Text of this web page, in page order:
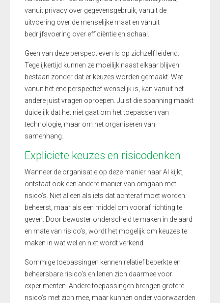
vanuit privacy over gegevensgebruik, vanuit de
uitvoering over de menselijke maat en vanuit
bedrijfsvoering over efficiëntie en schaal.
Geen van deze perspectieven is op zichzelf leidend.
Tegelijkertijd kunnen ze moeilijk naast elkaar blijven
bestaan zonder dat er keuzes worden gemaakt. Wat
vanuit het ene perspectief wenselijk is, kan vanuit het
andere juist vragen oproepen. Juist die spanning maakt
duidelijk dat het niet gaat om het toepassen van
technologie, maar om het organiseren van
samenhang.
Expliciete keuzes en risicodenken
Wanneer de organisatie op deze manier naar AI kijkt,
ontstaat ook een andere manier van omgaan met
risico’s. Niet alleen als iets dat achteraf moet worden
beheerst, maar als een middel om vooraf richting te
geven. Door bewuster onderscheid te maken in de aard
en mate van risico’s, wordt het mogelijk om keuzes te
maken in wat wel en niet wordt verkend.
Sommige toepassingen kennen relatief beperkte en
beheersbare risico’s en lenen zich daarmee voor
experimenten. Andere toepassingen brengen grotere
risico’s met zich mee, maar kunnen onder voorwaarden